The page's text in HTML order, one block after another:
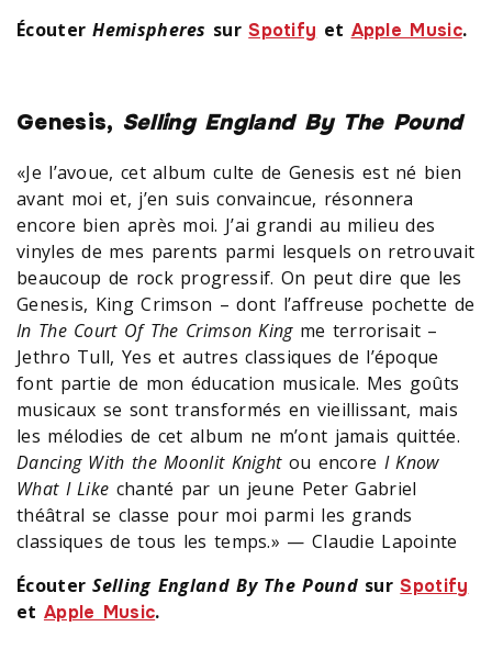
ÉcouterHemispheres surSpotify et Apple Music.
Genesis, Selling England By The Pound
«Je l’avoue, cet album culte de Genesis est né bien
avant moi et, j’en suis convaincue, résonnera
encore bien après moi. J’ai grandi au milieu des
vinyles de mes parents parmi lesquels on retrouvait
beaucoup de rock progressif. On peut dire que les
Genesis, King Crimson – dont l’affreuse pochette de
In The Court Of The Crimson Kingme terrorisait –
Jethro Tull, Yes et autres classiques de l’époque
font partie de mon éducation musicale. Mes goûts
musicaux se sont transformés en vieillissant, mais
les mélodies de cet album ne m’ont jamais quittée.
Dancing With the Moonlit Knightou encore I Know
What I Like chanté par un jeune Peter Gabriel
théâtral se classe pour moi parmi les grands
classiques de tous les temps.» — Claudie Lapointe
ÉcouterSelling England By The PoundsurSpotify
et Apple Music.